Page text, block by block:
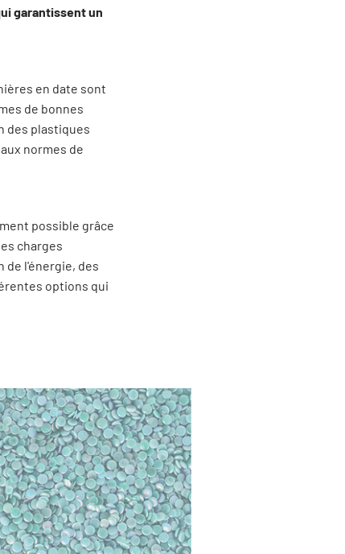
garantissent un
en date sont
de bonnes
des plastiques
normes de
possible grâce
charges
l'énergie, des
options qui